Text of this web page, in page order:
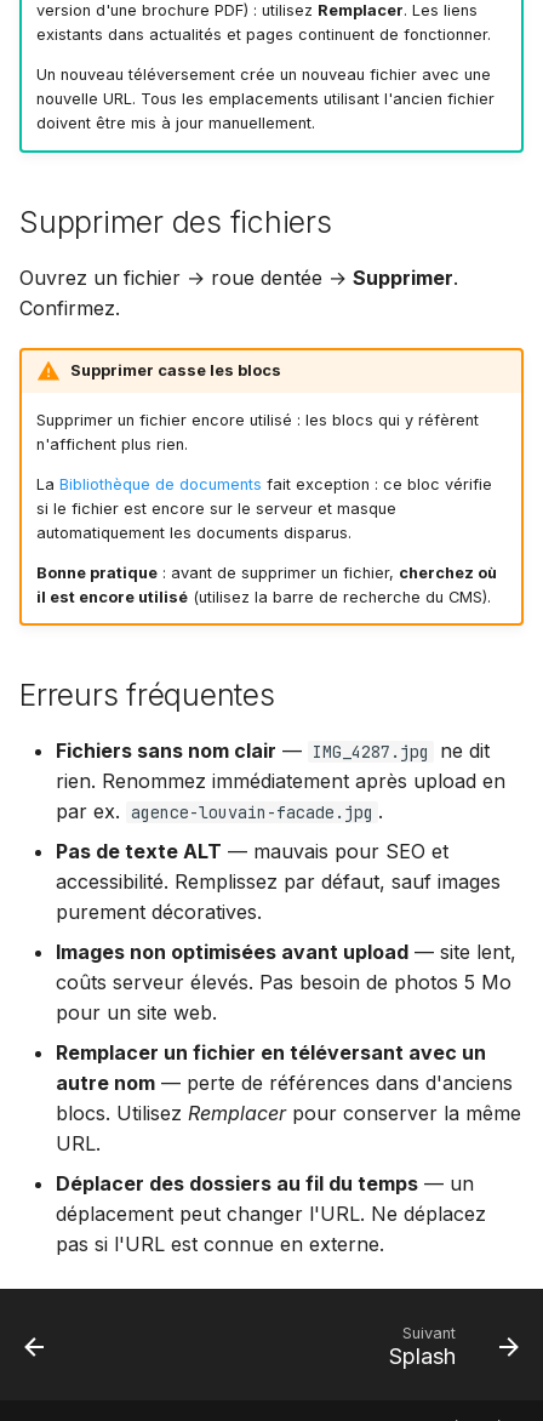
version d'une brochure PDF) : utilisez Remplacer. Les liens
existants dans actualités et pages continuent de fonctionner.
Un nouveau téléversement crée un nouveau fichier avec une
nouvelle URL. Tous les emplacements utilisant l'ancien fichier
doivent être mis à jour manuellement.
Supprimer des fichiers
Ouvrez un fichier → roue dentée → Supprimer.
Confirmez.
Supprimer casse les blocs
Supprimer un fichier encore utilisé : les blocs qui y réfèrent
n'affichent plus rien.
La Bibliothèque de documents fait exception : ce bloc vérifie
si le fichier est encore sur le serveur et masque
automatiquement les documents disparus.
Bonne pratique: avant de supprimer un fichier, cherchez où
il est encore utilisé(utilisez la barre de recherche du CMS).
Erreurs fréquentes
Fichiers sans nom clair — IMG_4287.jpg
ne dit
rien. Renommez immédiatement après upload en
par ex. agence-louvain-facade.jpg .
Pas de texte ALT — mauvais pour SEO et
accessibilité. Remplissez par défaut, sauf images
purement décoratives.
Images non optimisées avant upload — site lent,
coûts serveur élevés. Pas besoin de photos 5 Mo
pour un site web.
Remplacer un fichier en téléversant avec un
autre nom — perte de références dans d'anciens
blocs. Utilisez Remplacerpour conserver la même
URL.
Déplacer des dossiers au fil du temps — un
déplacement peut changer l'URL. Ne déplacez
pas si l'URL est connue en externe.
Suivant
Splash